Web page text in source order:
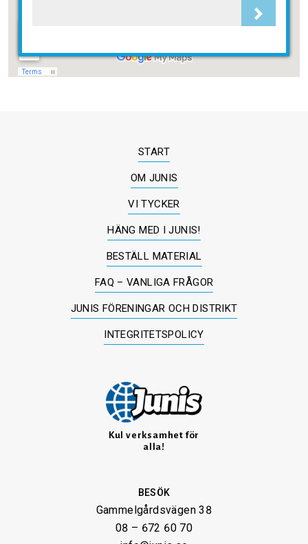
START
OM JUNIS
VI TYCKER
HÄNG MED I JUNIS!
BESTÄLL MATERIAL
FAQ – VANLIGA FRÅGOR
JUNIS FÖRENINGAR OCH DISTRIKT
INTEGRITETSPOLICY
Kul verksamhet för
alla!
BESÖK
Gammelgårdsvägen 38
08 – 672 60 70